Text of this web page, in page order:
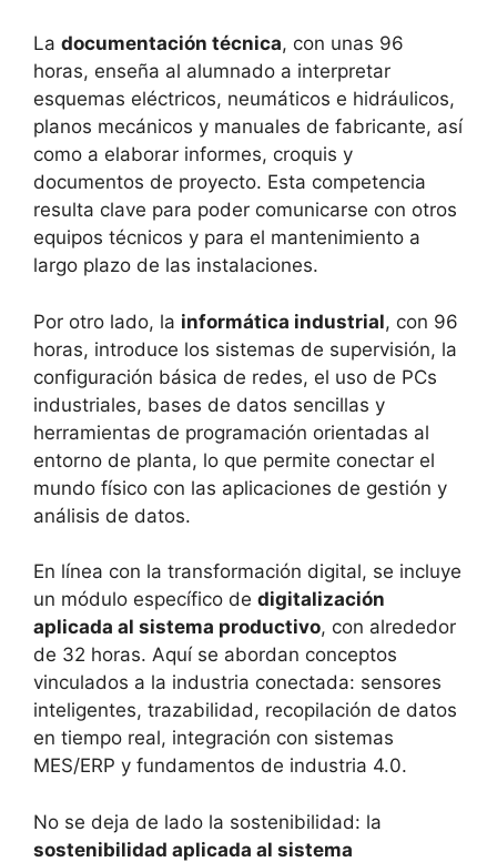
La documentación técnica, con unas 96
horas, enseña al alumnado a interpretar
esquemas eléctricos, neumáticos e hidráulicos,
planos mecánicos y manuales de fabricante, así
como a elaborar informes, croquis y
documentos de proyecto. Esta competencia
resulta clave para poder comunicarse con otros
equipos técnicos y para el mantenimiento a
largo plazo de las instalaciones.
Por otro lado, la informática industrial, con 96
horas, introduce los sistemas de supervisión, la
configuración básica de redes, el uso de PCs
industriales, bases de datos sencillas y
herramientas de programación orientadas al
entorno de planta, lo que permite conectar el
mundo físico con las aplicaciones de gestión y
análisis de datos.
En línea con la transformación digital, se incluye
un módulo específico de digitalización
aplicada al sistema productivo, con alrededor
de 32 horas. Aquí se abordan conceptos
vinculados a la industria conectada: sensores
inteligentes, trazabilidad, recopilación de datos
en tiempo real, integración con sistemas
MES/ERP y fundamentos de industria 4.0.
No se deja de lado la sostenibilidad: la
sostenibilidad aplicada al sistema